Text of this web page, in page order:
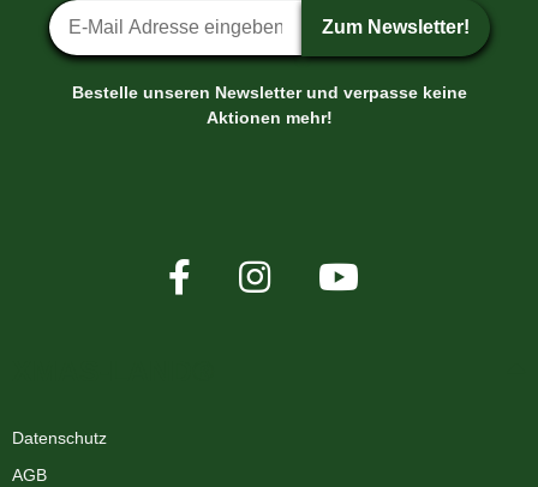
Newsletter-Anmeldung
Zum Newsletter!
Bestelle unseren Newsletter und verpasse keine
Aktionen mehr!
Datenschutz
AGB